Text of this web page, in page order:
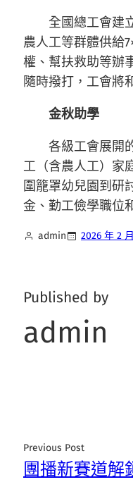
全國總工會建
農人工等群體供給
權、幫扶救助等辦
隨時撥打，工會將
金秋助學
各級工會展開
工（含農人工）家
圍籠罩幼兒園到研
金、勤工儉學職位
admin 2026 年 2
Published by
admin
Previous Post
團播新賽道解